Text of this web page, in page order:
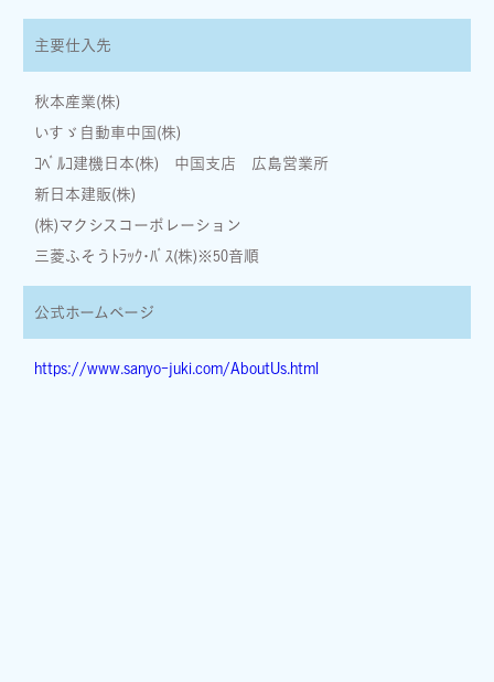
主要仕入先
秋本産業(株)
いすゞ自動車中国(株)
ｺﾍﾞﾙｺ建機日本(株) 中国支店 広島営業所
新日本建販(株)
(株)マクシスコーポレーション
三菱ふそうﾄﾗｯｸ･ﾊﾞｽ(株)※50音順
公式ホームページ
https://www.sanyo-juki.com/AboutUs.html